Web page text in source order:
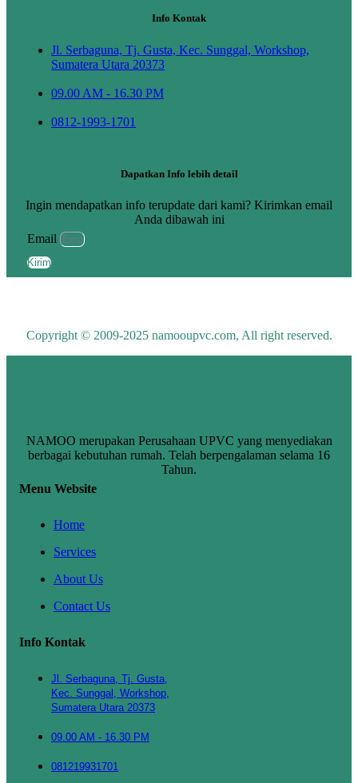
Info Kontak
Jl. Serbaguna, Tj. Gusta, Kec. Sunggal, Workshop,
Sumatera Utara 20373
09.00 AM - 16.30 PM
0812-1993-1701
Dapatkan Info lebih detail
Ingin mendapatkan info terupdate dari kami? Kirimkan email
Anda dibawah ini
Email
Kirim
Copyright © 2009-2025 namooupvc.com, All right reserved.
NAMOO merupakan Perusahaan UPVC yang menyediakan
berbagai kebutuhan rumah. Telah berpengalaman selama 16
Tahun.
Menu Website
Home
Services
About Us
Contact Us
Info Kontak
Jl. Serbaguna, Tj. Gusta,
Kec. Sunggal, Workshop,
Sumatera Utara 20373
09.00 AM - 16.30 PM
081219931701